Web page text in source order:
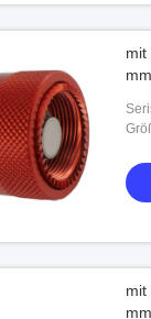
mit
mm,
mm,
mit
mm,